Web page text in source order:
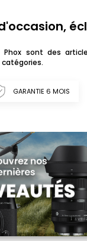
Phox sont des
GARANTIE 6 MOIS